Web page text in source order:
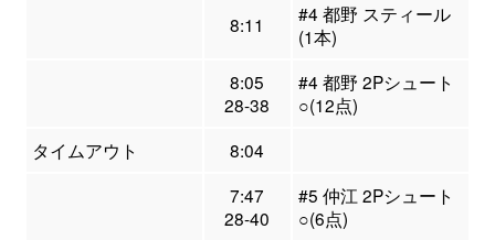
8:11
#4 都野 スティール
(1本)
8:05
28-38
#4 都野 2Pシュート
○(12点)
タイムアウト
8:04
7:47
28-40
#5 仲江 2Pシュート
○(6点)